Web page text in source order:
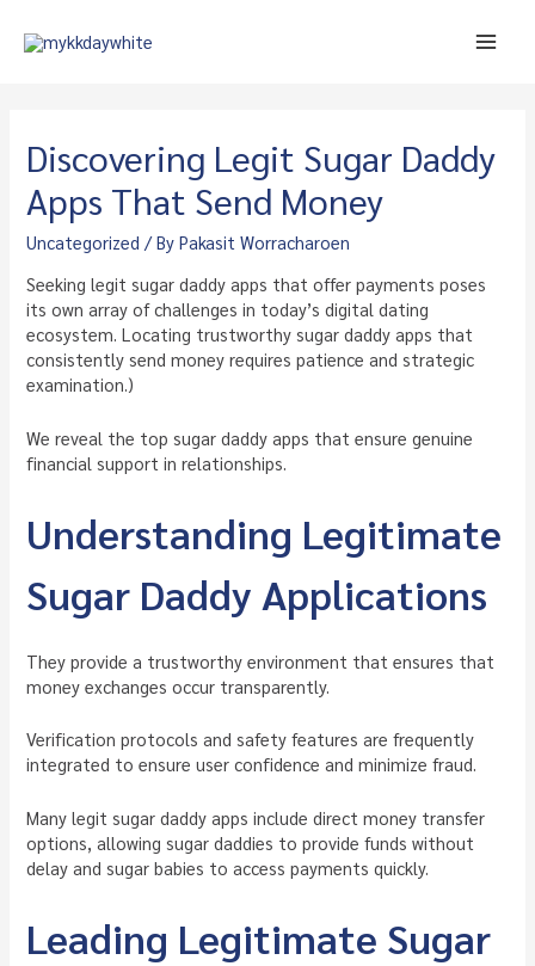
Discovering Legit Sugar Daddy
Apps That Send Money
Uncategorized / ByPakasit Worracharoen
Seeking legit sugar daddy apps that offer payments poses
its own array of challenges in today’s digital dating
ecosystem. Locating trustworthy sugar daddy apps that
consistently send money requires patience and strategic
examination.)
We reveal the top sugar daddy apps that ensure genuine
financial support in relationships.
Understanding Legitimate
Sugar Daddy Applications
They provide a trustworthy environment that ensures that
money exchanges occur transparently.
Verification protocols and safety features are frequently
integrated to ensure user confidence and minimize fraud.
Many legit sugar daddy apps include direct money transfer
options, allowing sugar daddies to provide funds without
delay and sugar babies to access payments quickly.
Leading Legitimate Sugar